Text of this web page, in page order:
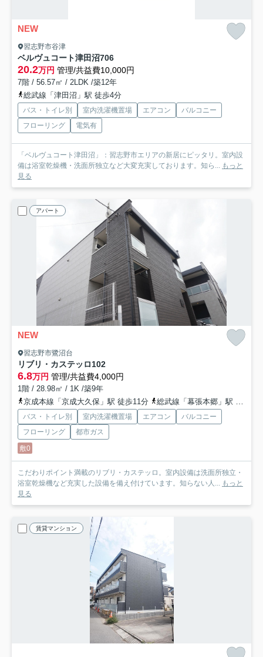
NEW
習志野市谷津
ベルヴュコート津田沼706
20.2万円 管理/共益費10,000円
7階 / 56.57㎡ / 2LDK /築12年
総武線「津田沼」駅 徒歩4分
バス・トイレ別 室内洗濯機置場 エアコン
バルコニー
フローリング
電気有
「ベルヴュコート津田沼」：習志野市エリアの新居にピッタリ。室内設
備は浴室乾燥機・洗面所独立など大変充実しております。知ら... もっと
見る
アパート
NEW
習志野市鷺沼台
リブリ・カステッロ102
6.8万円 管理/共益費4,000円
1階 / 28.98㎡ / 1K /築9年
京成本線「京成大久保」駅 徒歩11分
総武線「幕張本郷」駅 徒歩18分
バス・トイレ別 室内洗濯機置場 エアコン
バルコニー
フローリング
都市ガス
敷0
こだわりポイント満載のリブリ・カステッロ。室内設備は洗面所独立・
浴室乾燥機など充実した設備を備え付けています。知らない人... もっと
見る
賃貸マンション